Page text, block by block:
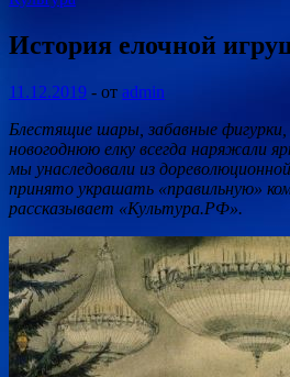
История елочной
11.12.2019 - от admin
Блестящие шары, забавные
новогоднюю елку всегда наряжали
мы унаследовали из
принято украшать «правильную»
рассказывает «Культура.РФ».